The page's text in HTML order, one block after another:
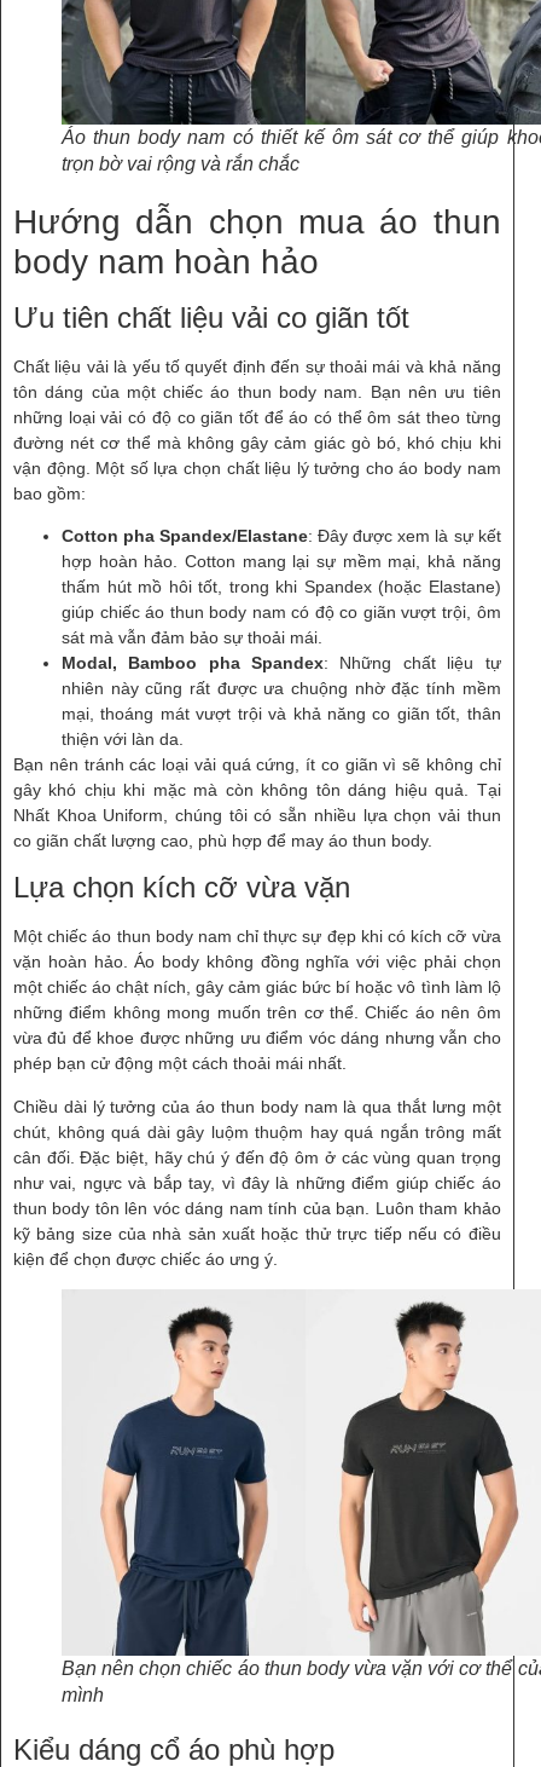
Áo thun body nam có thiết kế ôm sát cơ thể giúp
trọn bờ vai rộng và rắn chắc
Hướng dẫn chọn mua áo thun
body nam hoàn hảo
Ưu tiên chất liệu vải co giãn tốt
Chất liệu vải là yếu tố quyết định đến sự thoải mái và khả năng
tôn dáng của một chiếc áo thun body nam. Bạn nên ưu tiên
những loại vải có độ co giãn tốt để áo có thể ôm sát theo từng
đường nét cơ thể mà không gây cảm giác gò bó, khó chịu khi
vận động. Một số lựa chọn chất liệu lý tưởng cho áo body nam
bao gồm:
Cotton pha Spandex/Elastane: Đây được xem là sự kết
hợp hoàn hảo. Cotton mang lại sự mềm mại, khả năng
thấm hút mồ hôi tốt, trong khi Spandex (hoặc Elastane)
giúp chiếc áo thun body nam có độ co giãn vượt trội, ôm
sát mà vẫn đảm bảo sự thoải mái.
Modal, Bamboo pha Spandex: Những chất liệu tự
nhiên này cũng rất được ưa chuộng nhờ đặc tính mềm
mại, thoáng mát vượt trội và khả năng co giãn tốt, thân
thiện với làn da.
Bạn nên tránh các loại vải quá cứng, ít co giãn vì sẽ không chỉ
gây khó chịu khi mặc mà còn không tôn dáng hiệu quả. Tại
Nhất Khoa Uniform, chúng tôi có sẵn nhiều lựa chọn vải thun
co giãn chất lượng cao, phù hợp để may áo thun body.
Lựa chọn kích cỡ vừa vặn
Một chiếc áo thun body nam chỉ thực sự đẹp khi có kích cỡ vừa
vặn hoàn hảo. Áo body không đồng nghĩa với việc phải chọn
một chiếc áo chật ních, gây cảm giác bức bí hoặc vô tình làm lộ
những điểm không mong muốn trên cơ thể. Chiếc áo nên ôm
vừa đủ để khoe được những ưu điểm vóc dáng nhưng vẫn cho
phép bạn cử động một cách thoải mái nhất.
Chiều dài lý tưởng của áo thun body nam là qua thắt lưng một
chút, không quá dài gây luộm thuộm hay quá ngắn trông mất
cân đối. Đặc biệt, hãy chú ý đến độ ôm ở các vùng quan trọng
như vai, ngực và bắp tay, vì đây là những điểm giúp chiếc áo
thun body tôn lên vóc dáng nam tính của bạn. Luôn tham khảo
kỹ bảng size của nhà sản xuất hoặc thử trực tiếp nếu có điều
kiện để chọn được chiếc áo ưng ý.
Bạn nên chọn chiếc áo thun body vừa vặn với cơ thể
mình
Kiểu dáng cổ áo phù hợp